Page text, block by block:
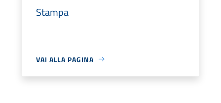
Stampa
VAI ALLA PAGINA